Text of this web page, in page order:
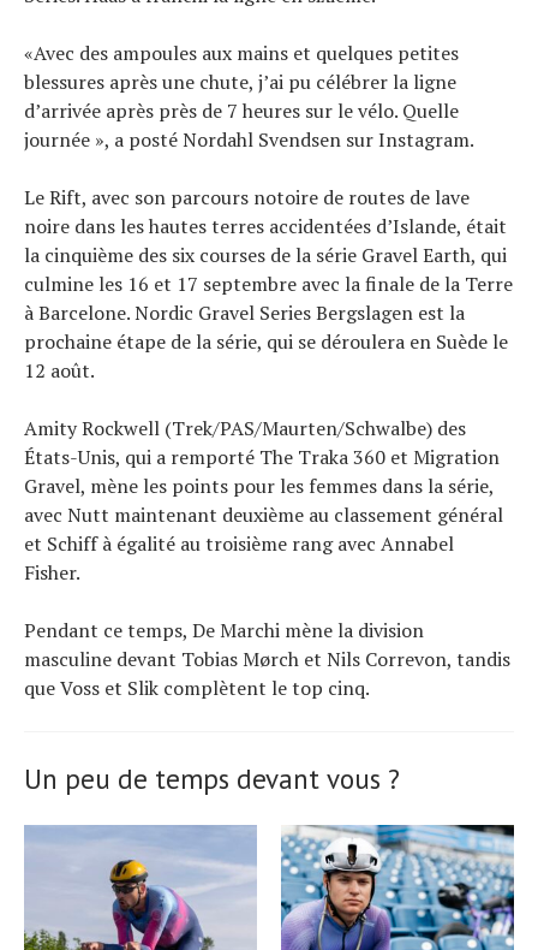
«Avec des ampoules aux mains et quelques petites
blessures après une chute, j’ai pu célébrer la ligne
d’arrivée après près de 7 heures sur le vélo. Quelle
journée », a posté Nordahl Svendsen sur Instagram.
Le Rift, avec son parcours notoire de routes de lave
noire dans les hautes terres accidentées d’Islande, était
la cinquième des six courses de la série Gravel Earth, qui
culmine les 16 et 17 septembre avec la finale de la Terre
à Barcelone. Nordic Gravel Series Bergslagen est la
prochaine étape de la série, qui se déroulera en Suède le
12 août.
Amity Rockwell (Trek/PAS/Maurten/Schwalbe) des
États-Unis, qui a remporté The Traka 360 et Migration
Gravel, mène les points pour les femmes dans la série,
avec Nutt maintenant deuxième au classement général
et Schiff à égalité au troisième rang avec Annabel
Fisher.
Pendant ce temps, De Marchi mène la division
masculine devant Tobias Mørch et Nils Correvon, tandis
que Voss et Slik complètent le top cinq.
Un peu de temps devant vous ?